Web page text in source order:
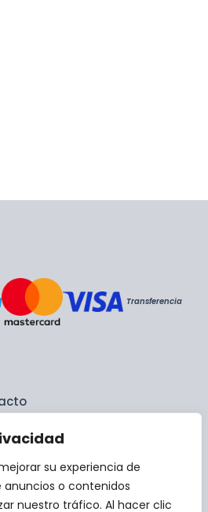
su experiencia de
o contenidos
nuestro tráfico. Al hacer clic
Transferencia